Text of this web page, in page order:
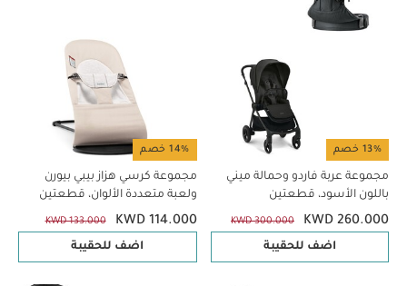
13% خصم
مجموعة عربة فاردو وحمالة ميني
باللون الأسود، قطعتين
KWD 260.000
KWD 300.000
اضف للحقيبة
14% خصم
مجموعة كرسي هزاز بيبي بيورن
ولعبة متعددة الألوان، قطعتين
KWD 114.000
KWD 133.000
اضف للحقيبة